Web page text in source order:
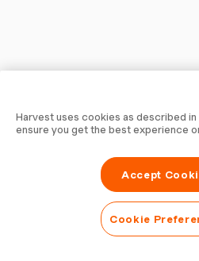
Tu tiempo
—
Únete a más de 70.000
facturan a clientes y cobran
Prueba
Harvest uses cookies as described in
ensure you get the best experience
Accept
Cookie